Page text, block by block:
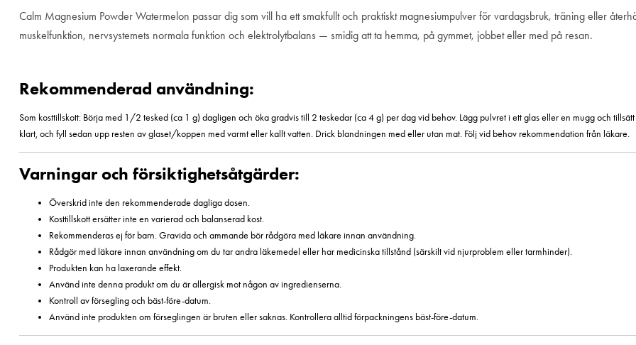
Calm Magnesium Powder Watermelon passar dig som vill ha ett smakfullt och praktiskt magnesiumpulver för vardagsbruk, träning eller
muskelfunktion, nervsystemets normala funktion och elektrolytbalans — smidig att ta hemma, på gymmet, jobbet eller med på resan.
Rekommenderad användning:
Som kosttillskott: Börja med 1/2 tesked (ca 1 g) dagligen och öka gradvis till 2 teskedar (ca 4 g) per dag vid behov. Lägg pulvret i ett glas eller en mugg och
klart, och fyll sedan upp resten av glaset/koppen med varmt eller kallt vatten. Drick blandningen med eller utan mat. Följ vid behov rekommendation från läkare.
Varningar och försiktighetsåtgärder:
Överskrid inte den rekommenderade dagliga dosen.
Kosttillskott ersätter inte en varierad och balanserad kost.
Rekommenderas ej för barn. Gravida och ammande bör rådgöra med läkare innan användning.
Rådgör med läkare innan användning om du tar andra läkemedel eller har medicinska tillstånd (särskilt vid njurproblem eller tarmhinder).
Produkten kan ha laxerande effekt.
Använd inte denna produkt om du är allergisk mot någon av ingredienserna.
Kontroll av försegling och bäst-före-datum.
Använd inte produkten om förseglingen är bruten eller saknas. Kontrollera alltid förpackningens bäst-före-datum.